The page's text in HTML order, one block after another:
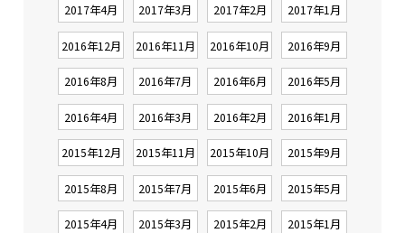
2017年4月 2017年3月 2017年2月 2017年1月
2016年12月 2016年11月 2016年10月 2016年9月
2016年8月 2016年7月 2016年6月 2016年5月
2016年4月 2016年3月 2016年2月 2016年1月
2015年12月 2015年11月 2015年10月 2015年9月
2015年8月 2015年7月 2015年6月 2015年5月
2015年4月 2015年3月 2015年2月 2015年1月